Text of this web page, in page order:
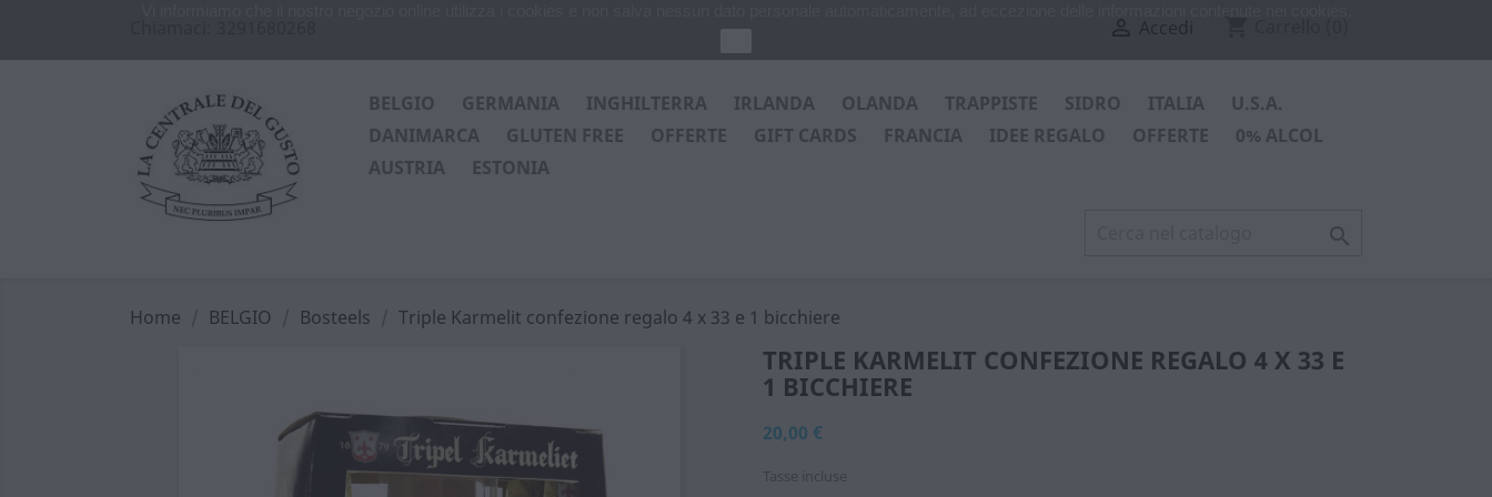
BELGIO GERMANIA INGHILTERRA IRLANDA OLANDA TRAPPISTE SIDRO ITALIA
U.S.A.
DANIMARCA
GLUTEN FREE OFFERTE GIFT CARDS FRANCIA IDEE REGALO OFFERTE
0% ALCOL
AUSTRIA
ESTONIA

Home BELGIO Bosteels Triple Karmelit confezione regalo 4 x 33 e 1 bicchiere
TRIPLE KARMELIT CONFEZIONE REGALO 4 X 33 E
1 BICCHIERE
20,00 €
Tasse incluse